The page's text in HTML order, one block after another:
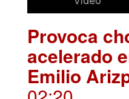
Provoca
acelerado
Emilio